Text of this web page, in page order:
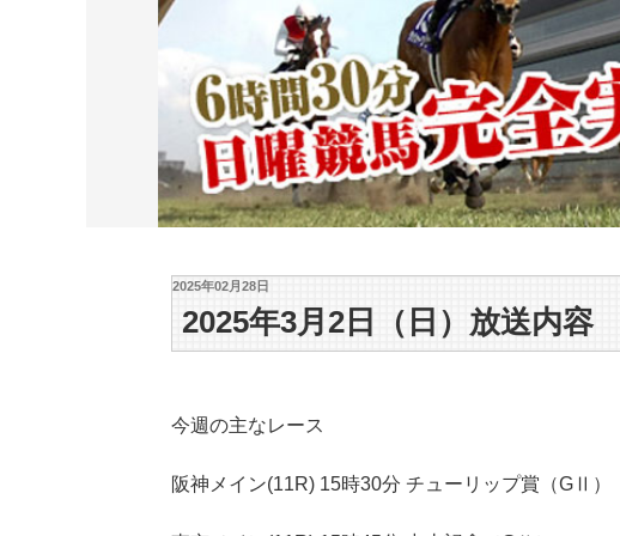
2025年02月28日
2025年3月2日（日）放送内容
今週の主なレース
阪神メイン(11R) 15時30分 チューリップ賞（GⅡ）